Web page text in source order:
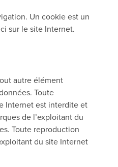
Un cookie est un
sur le site Internet.
autre élément
Toute
Internet est interdite et
de l’exploitant du
Toute reproduction
du site Internet